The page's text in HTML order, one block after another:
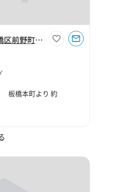
【東京都板橋区】板橋区前野町1丁目110坪倉庫
板橋本町より 約